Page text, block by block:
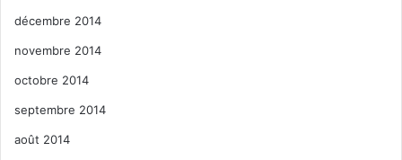
décembre 2014
novembre 2014
octobre 2014
septembre 2014
août 2014